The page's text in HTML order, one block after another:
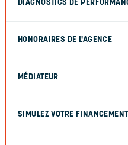
DIAGNOSTICS DE
HONORAIRES DE L'AGENCE
MÉDIATEUR
SIMULEZ VOTRE FINANCEMENT